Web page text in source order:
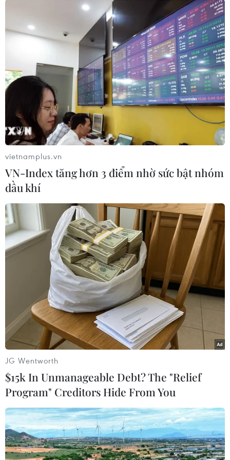
#Thủ tướng Đức
#Eurozone
#Bộ trưởng Tài chính Pháp Michel Sapin
Bỉ
Đức
Pháp
Theo dõi VietnamPlus
vietnamplus.vn
VN-Index tăng hơn 3 điểm nhờ sức bật nhóm
dầu khí
JG Wentworth
$15k In Unmanageable Debt? The "Relief
Program" Creditors Hide From You